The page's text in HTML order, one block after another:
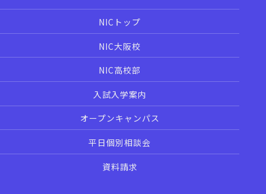
NICトップ
NIC大阪校
NIC高校部
入試入学案内
オープンキャンパス
平日個別相談会
資料請求